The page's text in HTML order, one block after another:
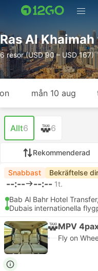
Ras Al
6 resor (USD 90 – USD 167)
mån 10 aug
Allt6 6
Rekommenderad
Snabbast Bekräftelse
--:-- --:-- 1t.
Bab Al Bahr Hotel
Dubais internationella
MPV
Fly on